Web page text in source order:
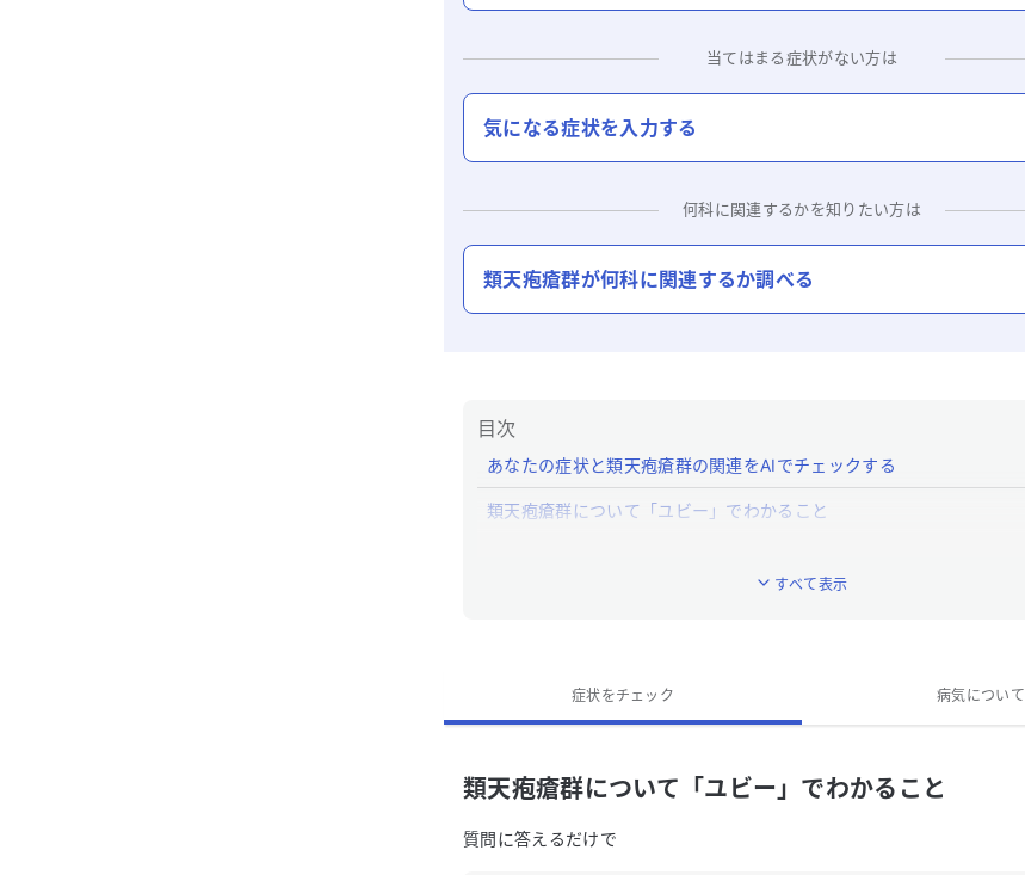
当てはまる症状がない方は
気になる症状を入力する
何科に関連するかを知りたい方は
類天疱瘡群が何科に関連するか調べる
目次
あなたの症状と類天疱瘡群の関連をAIでチェックする
類天疱瘡群について「ユビー」でわかること
類天疱瘡群の専門医がいる近くの病院はありますか？
すべて表示
症状をチェック 病気について
類天疱瘡群について「ユビー」でわかること
質問に答えるだけで